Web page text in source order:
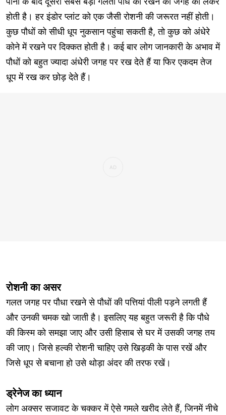
होती है। हर इंडोर प्लांट को एक जैसी रोशनी की जरूरत नहीं होती।
कुछ पौधों को सीधी धूप नुकसान पहुंचा सकती है, तो कुछ को अंधेरे
कोने में रखने पर दिक्कत होती है। कई बार लोग जानकारी के अभाव में
पौधों को बहुत ज्यादा अंधेरी जगह पर रख देते हैं या फिर एकदम तेज
धूप में रख कर छोड़ देते हैं।
रोशनी का असर
गलत जगह पर पौधा रखने से पौधों की पत्तियां पीली पड़ने लगती हैं
और उनकी चमक खो जाती है। इसलिए यह बहुत जरूरी है कि पौधे
की किस्म को समझा जाए और उसी हिसाब से घर में उसकी जगह तय
की जाए। जिसे हल्की रोशनी चाहिए उसे खिड़की के पास रखें और
जिसे धूप से बचाना हो उसे थोड़ा अंदर की तरफ रखें।
ड्रेनेज का ध्यान
लोग अक्सर सजावट के चक्कर में ऐसे गमले खरीद लेते हैं, जिनमें नीचे